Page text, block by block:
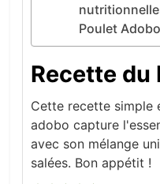
Poulet
Recette du
Cette recette simple
adobo capture
avec son mélange
salées. Bon appétit !